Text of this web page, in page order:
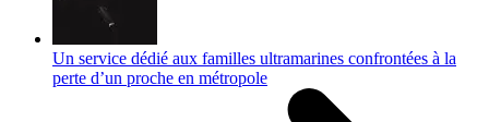
Un service dédié aux familles ultramarines confrontées à la
perte d’un proche en métropole